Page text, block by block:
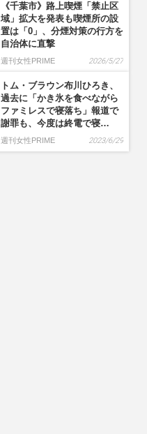
《千葉市》路上喫煙「禁止区
域」拡大を発表も喫煙所の設
置は「0」、分煙対策の行方を
自治体に直撃
週刊女性PRIME 2026/5/27
トム・ブラウン布川ひろき、
過去に「かき氷を食べながら
ファミレスで寝落ち」報道で
謝罪も、今度は終電で寝…
週刊女性PRIME 2023/6/29